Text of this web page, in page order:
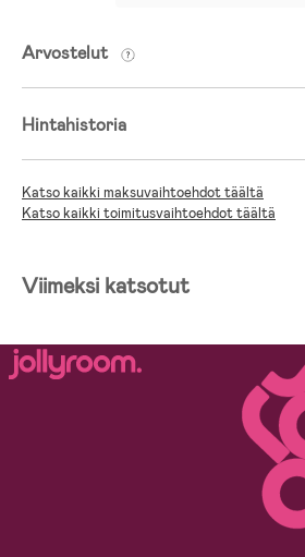
Tukeva, turvallinen ja helppo lapsen kiivetä
Arvostelut
Hintahistoria
Katso kaikki maksuvaihtoehdot täältä
Katso kaikki toimitusvaihtoehdot täältä
Viimeksi katsotut